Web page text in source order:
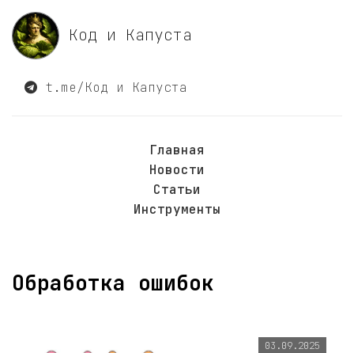
Код и Капуста
t.me/Код и Капуста
Главная
Новости
Статьи
Инструменты
Обработка ошибок
03.09.2025